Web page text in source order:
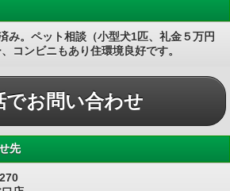
み。ペット相談（小型犬1匹、礼金５万円
コンビニもあり住環境良好です。
でお問い合わせ
先